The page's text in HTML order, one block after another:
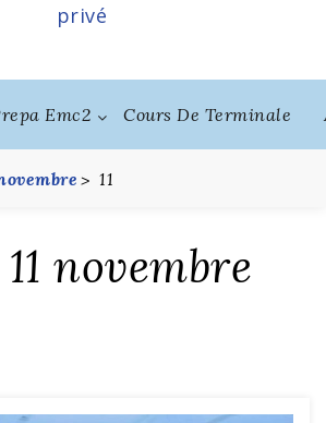
privé
Emc2 Cours De Terminale
11
11 novembre